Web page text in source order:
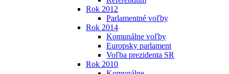
Rok 2012
Parlamentné voľby
Rok 2014
Komunálne voľby
Europsky parlament
Voľba prezidenta SR
Rok 2010